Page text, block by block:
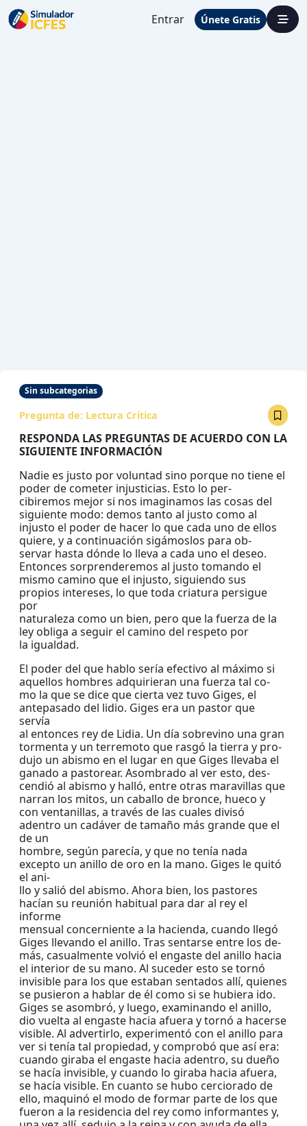
Entrar Únete Gratis
Sin subcategorias
Pregunta de: Lectura Crítica
RESPONDA LAS PREGUNTAS DE ACUERDO CON LA
SIGUIENTE INFORMACIÓN
Nadie es justo por voluntad sino porque no tiene el
poder de cometer injusticias. Esto lo per-
cibiremos mejor si nos imaginamos las cosas del
siguiente modo: demos tanto al justo como al
injusto el poder de hacer lo que cada uno de ellos
quiere, y a continuación sigámoslos para ob-
servar hasta dónde lo lleva a cada uno el deseo.
Entonces sorprenderemos al justo tomando el
mismo camino que el injusto, siguiendo sus
propios intereses, lo que toda criatura persigue
por
naturaleza como un bien, pero que la fuerza de la
ley obliga a seguir el camino del respeto por
la igualdad.
El poder del que hablo sería efectivo al máximo si
aquellos hombres adquirieran una fuerza tal co-
mo la que se dice que cierta vez tuvo Giges, el
antepasado del lidio. Giges era un pastor que
servía
al entonces rey de Lidia. Un día sobrevino una gran
tormenta y un terremoto que rasgó la tierra y pro-
dujo un abismo en el lugar en que Giges llevaba el
ganado a pastorear. Asombrado al ver esto, des-
cendió al abismo y halló, entre otras maravillas que
narran los mitos, un caballo de bronce, hueco y
con ventanillas, a través de las cuales divisó
adentro un cadáver de tamaño más grande que el
de un
hombre, según parecía, y que no tenía nada
excepto un anillo de oro en la mano. Giges le quitó
el ani-
llo y salió del abismo. Ahora bien, los pastores
hacían su reunión habitual para dar al rey el
informe
mensual concerniente a la hacienda, cuando llegó
Giges llevando el anillo. Tras sentarse entre los de-
más, casualmente volvió el engaste del anillo hacia
el interior de su mano. Al suceder esto se tornó
invisible para los que estaban sentados allí, quienes
se pusieron a hablar de él como si se hubiera ido.
Giges se asombró, y luego, examinando el anillo,
dio vuelta al engaste hacia afuera y tornó a hacerse
visible. Al advertirlo, experimentó con el anillo para
ver si tenía tal propiedad, y comprobó que así era:
cuando giraba el engaste hacia adentro, su dueño
se hacía invisible, y cuando lo giraba hacia afuera,
se hacía visible. En cuanto se hubo cerciorado de
ello, maquinó el modo de formar parte de los que
fueron a la residencia del rey como informantes y,